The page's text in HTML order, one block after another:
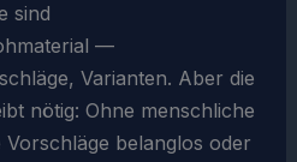
sind
—
Varianten. Aber die
nötig: Ohne menschliche
belanglos oder